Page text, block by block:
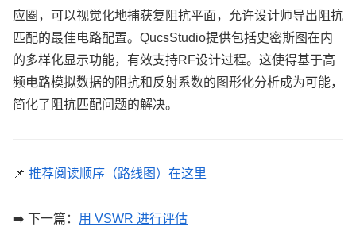
应圈，可以视觉化地捕获复阻抗平面，允许设计师导出阻抗
匹配的最佳电路配置。QucsStudio提供包括史密斯图在内
的多样化显示功能，有效支持RF设计过程。这使得基于高
频电路模拟数据的阻抗和反射系数的图形化分析成为可能，
简化了阻抗匹配问题的解决。
📌 推荐阅读顺序（路线图）在这里
➡️ 下一篇： 用 VSWR 进行评估